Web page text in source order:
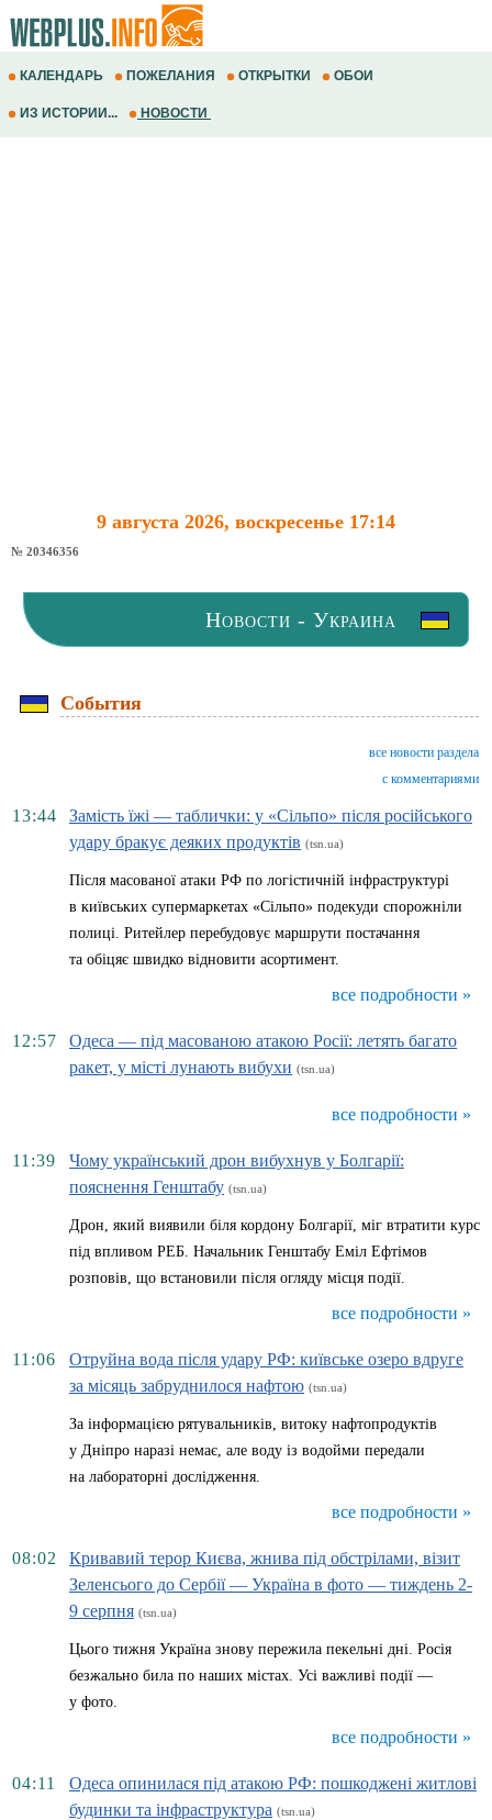
КАЛЕНДАРЬ ПОЖЕЛАНИЯ ОТКРЫТКИ ОБОИ
ИЗ ИСТОРИИ... НОВОСТИ
9 августа 2026, воскресенье 17:14
№ 20346356
Новости - Украина
События
все новости раздела
с комментариями
13:44
Замість їжі — таблички: у «Сільпо» після російського
удару бракує деяких продуктів (tsn.ua)
Після масованої атаки РФ по логістичній інфраструктурі
в київських супермаркетах «Сільпо» подекуди спорожніли
полиці. Ритейлер перебудовує маршрути постачання
та обіцяє швидко відновити асортимент.
все подробности »
12:57
Одеса — під масованою атакою Росії: летять багато
ракет, у місті лунають вибухи (tsn.ua)
все подробности »
11:39
Чому український дрон вибухнув у Болгарії:
пояснення Генштабу (tsn.ua)
Дрон, який виявили біля кордону Болгарії, міг втратити курс
під впливом РЕБ. Начальник Генштабу Еміл Ефтімов
розповів, що встановили після огляду місця події.
все подробности »
11:06
Отруйна вода після удару РФ: київське озеро вдруге
за місяць забруднилося нафтою (tsn.ua)
За інформацією рятувальників, витоку нафтопродуктів
у Дніпро наразі немає, але воду із водойми передали
на лабораторні дослідження.
все подробности »
08:02
Кривавий терор Києва, жнива під обстрілами, візит
Зеленсього до Сербії — Україна в фото — тиждень 2-
9 серпня (tsn.ua)
Цього тижня Україна знову пережила пекельні дні. Росія
безжально била по наших містах. Усі важливі події —
у фото.
все подробности »
04:11
Одеса опинилася під атакою РФ: пошкоджені житлові
будинки та інфраструктура (tsn.ua)